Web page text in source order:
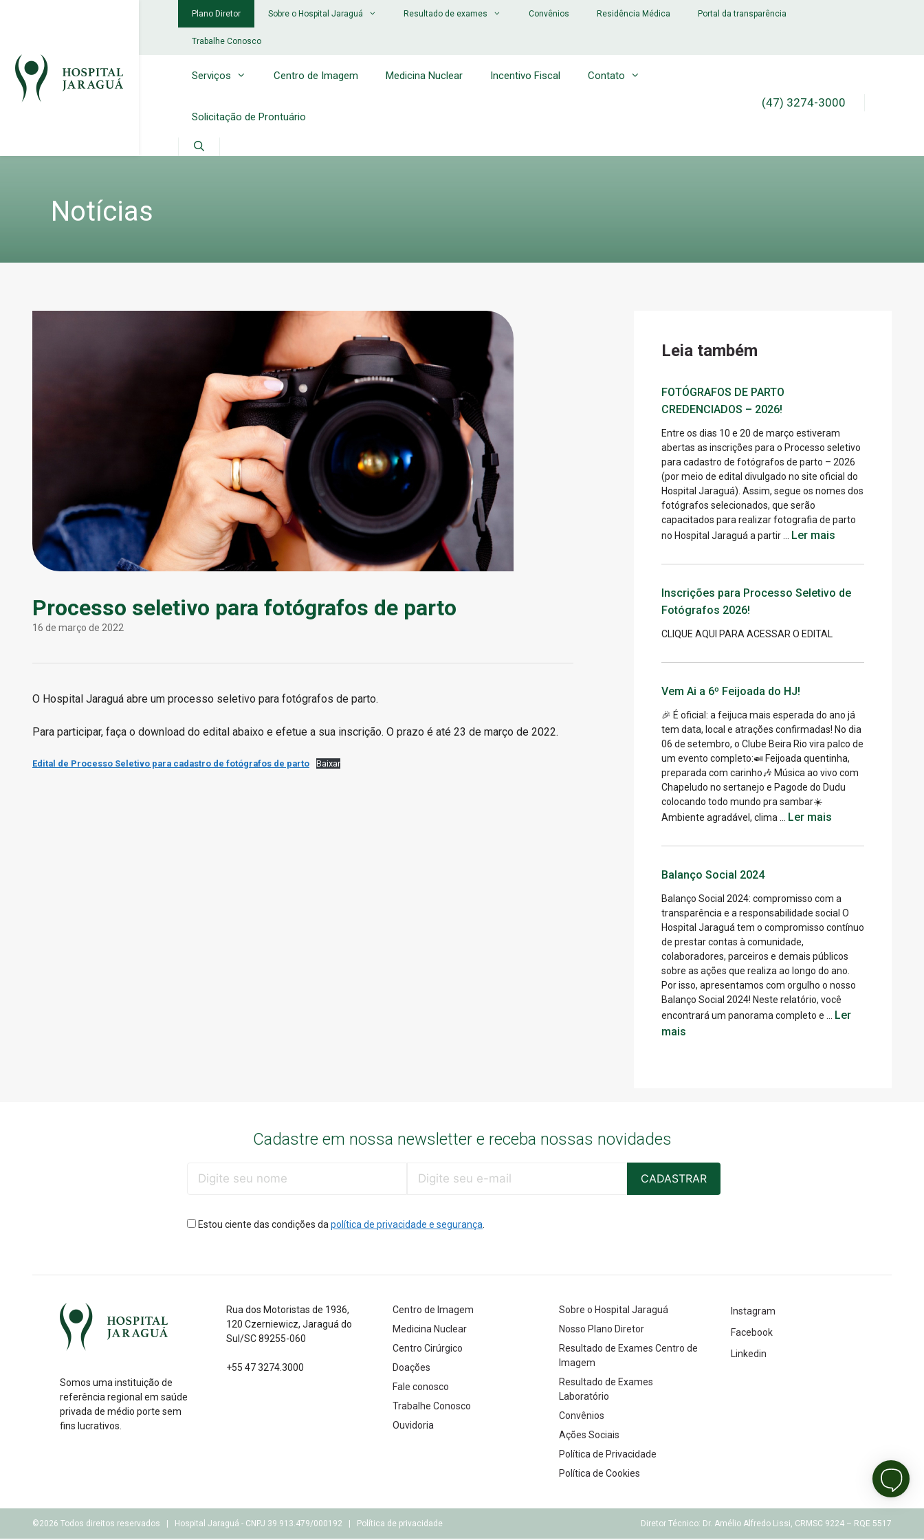
conteúdo
Plano Diretor Sobre o Hospital Jaraguá Resultado de exames Convênios Residência Médica Portal da transparência
Trabalhe Conosco
Serviços Centro de Imagem Medicina Nuclear Incentivo Fiscal Contato
Solicitação de Prontuário
(47) 3274-3000
Notícias
Processo seletivo para fotógrafos de parto
16 de março de 2022
O Hospital Jaraguá abre um processo seletivo para fotógrafos de parto.
Para participar, faça o download do edital abaixo e efetue a sua inscrição. O prazo é até 23 de março de 2022.
Edital de Processo Seletivo para cadastro de fotógrafos de parto Baixar
Leia também
FOTÓGRAFOS DE PARTO
CREDENCIADOS – 2026!
Entre os dias 10 e 20 de março estiveram
abertas as inscrições para o Processo seletivo
para cadastro de fotógrafos de parto – 2026
(por meio de edital divulgado no site oficial do
Hospital Jaraguá). Assim, segue os nomes dos
fotógrafos selecionados, que serão
capacitados para realizar fotografia de parto
no Hospital Jaraguá a partir … Ler mais
Inscrições para Processo Seletivo de
Fotógrafos 2026!
CLIQUE AQUI PARA ACESSAR O EDITAL
Vem Ai a 6º Feijoada do HJ!
🎉 É oficial: a feijuca mais esperada do ano já
tem data, local e atrações confirmadas! No dia
06 de setembro, o Clube Beira Rio vira palco de
um evento completo:🍛 Feijoada quentinha,
preparada com carinho🎶 Música ao vivo com
Chapeludo no sertanejo e Pagode do Dudu
colocando todo mundo pra sambar☀️
Ambiente agradável, clima … Ler mais
Balanço Social 2024
Balanço Social 2024: compromisso com a
transparência e a responsabilidade social O
Hospital Jaraguá tem o compromisso contínuo
de prestar contas à comunidade,
colaboradores, parceiros e demais públicos
sobre as ações que realiza ao longo do ano.
Por isso, apresentamos com orgulho o nosso
Balanço Social 2024! Neste relatório, você
encontrará um panorama completo e … Ler
mais
Cadastre em nossa newsletter e receba nossas novidades
Estou ciente das condições dapolítica de privacidade e segurança.
Somos uma instituição de
referência regional em saúde
privada de médio porte sem
fins lucrativos.
Rua dos Motoristas de 1936,
120 Czerniewicz, Jaraguá do
Sul/SC 89255-060
+55 47 3274.3000
Centro de Imagem
Medicina Nuclear
Centro Cirúrgico
Doações
Fale conosco
Trabalhe Conosco
Ouvidoria
Sobre o Hospital Jaraguá
Nosso Plano Diretor
Resultado de Exames Centro de
Imagem
Resultado de Exames
Laboratório
Convênios
Ações Sociais
Política de Privacidade
Política de Cookies
Instagram
Facebook
Linkedin
Diretor Técnico: Dr. Amélio Alfredo Lissi, CRMSC 9224 – RQE 5517
©2026 Todos direitos reservados | Hospital Jaraguá - CNPJ 39.913.479/000192 | Política de privacidade